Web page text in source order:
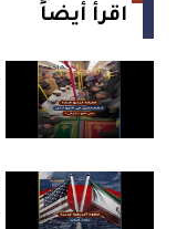
اقرأ أيضاً